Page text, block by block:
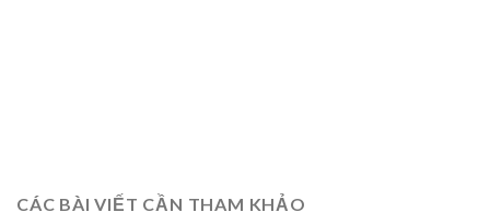
CÁC BÀI VIẾT CẦN THAM KHẢO